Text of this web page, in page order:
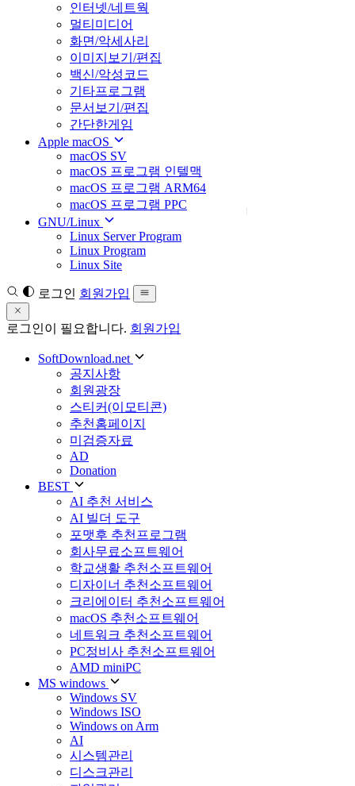
인터넷/네트웍
멀티미디어
화면/악세사리
이미지보기/편집
백신/악성코드
기타프로그램
문서보기/편집
간단한게임
Apple macOS
macOS SV
macOS 프로그램 인텔맥
macOS 프로그램 ARM64
macOS 프로그램 PPC
GNU/Linux
Linux Server Program
Linux Program
Linux Site
로그인 회원가입
로그인이 필요합니다. 회원가입
SoftDownload.net
공지사항
회원광장
스티커(이모티콘)
추천홈페이지
미검증자료
AD
Donation
BEST
AI 추천 서비스
AI 빌더 도구
포맷후 추천프로그램
회사무료소프트웨어
학교생활 추천소프트웨어
디자이너 추천소프트웨어
크리에이터 추천소프트웨어
macOS 추천소프트웨어
네트워크 추천소프트웨어
PC정비사 추천소프트웨어
AMD miniPC
MS windows
Windows SV
Windows ISO
Windows on Arm
AI
시스템관리
디스크관리